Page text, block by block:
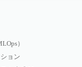
）
ョン